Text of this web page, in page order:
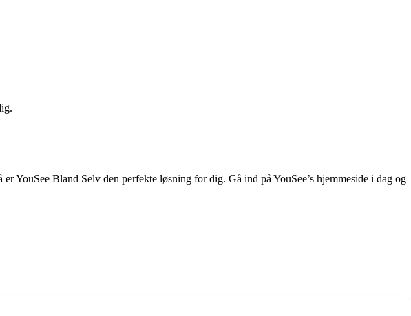
YouSee Bland Selv den perfekte løsning for dig. Gå ind på YouSee’s hjemmeside i dag og